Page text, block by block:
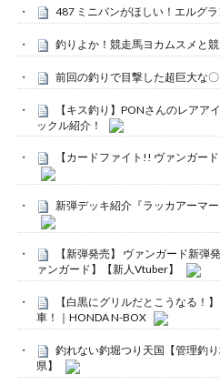
487 ミニバンがほしい！エルグ
釣りよか！競走馬ヨカムスメと
前回の釣りで目撃した超巨大な
【キス釣り】PONさんのレアア
ックル紹介！
【カードファイト!! ヴァンガー
新弾デッキ紹介『ラッカアーマ
【新弾発売】 ヴァンガード新
ァンガード】【新人Vtuber】
【白黒にグリルだとこうなる！
車！｜HONDA N-BOX
釣れない釣堀つり天国【管理釣
県】